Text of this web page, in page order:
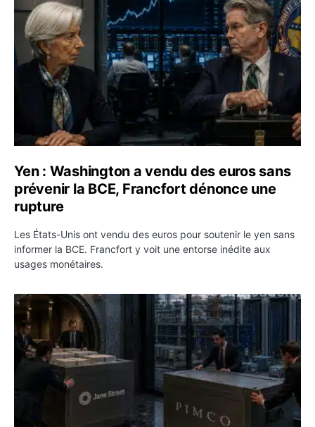
Yen : Washington a vendu des euros sans
prévenir la BCE, Francfort dénonce une
rupture
Les États-Unis ont vendu des euros pour soutenir le yen sans
informer la BCE. Francfort y voit une entorse inédite aux
usages monétaires.
Jane Street négocie le transfert de 11 milliards de